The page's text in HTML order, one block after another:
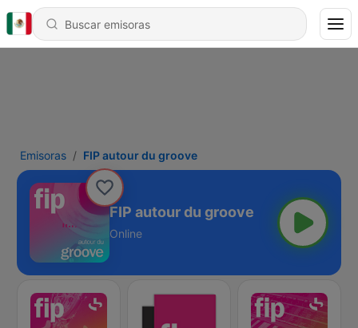
Emisoras FIP autour du groove
FIP autour du groove
Online